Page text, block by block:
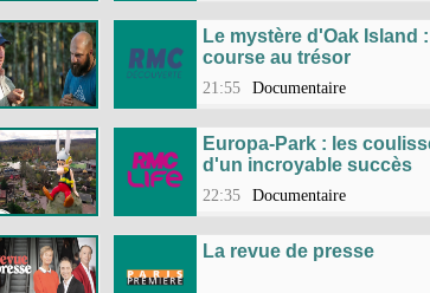
Le mystère d'Oak Island
course au trésor
21:55 Documentaire
Europa-Park : les
d'un incroyable succès
22:35 Documentaire
La revue de presse